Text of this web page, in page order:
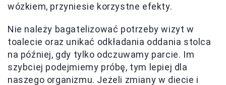
wózkiem, przyniesie korzystne efekty.
Nie należy bagatelizować potrzeby wizyt w
toalecie oraz unikać odkładania oddania stolca
na później, gdy tylko odczuwamy parcie. Im
szybciej podejmiemy próbę, tym lepiej dla
naszego organizmu. Jeżeli zmiany w diecie i